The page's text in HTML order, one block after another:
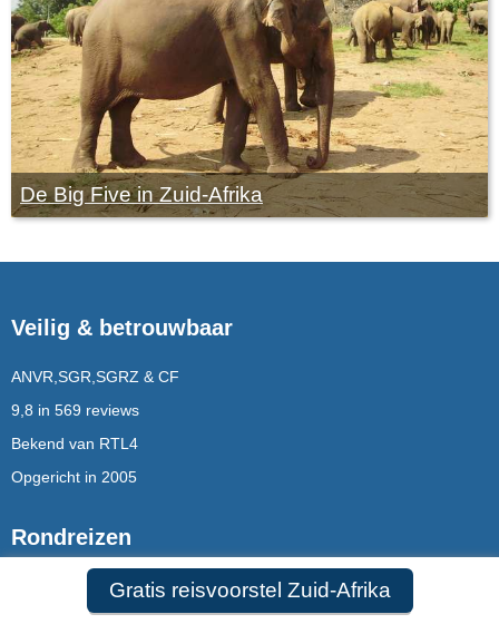
Gratis reisvoorstel Zuid-Afrika
De Big Five in Zuid-Afrika
Veilig & betrouwbaar
ANVR,SGR,SGRZ & CF
9,8 in 569 reviews
Bekend van RTL4
Opgericht in 2005
Rondreizen
Rondreizen Mauritius
Rondreizen Puglia